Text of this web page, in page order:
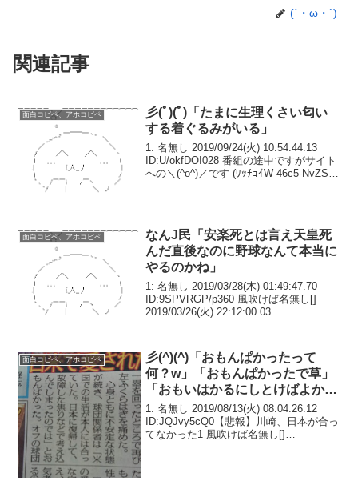
(´・ω・`)
関連記事
面白コピペ、アホコピペ
彡(ﾟ)(ﾟ)「たまに生理くさい匂い
する着ぐるみがいる」
1: 名無し 2019/09/24(火) 10:54:44.13
ID:U/okfDOI028 番組の途中ですがサイト
への＼(^o^)／です (ﾜｯﾁｮｲW 46c5-NvZS)
面白コピペ、アホコピペ
なんJ民「安楽死とは言え天皇死
んだ直後なのに野球なんて本当に
やるのかね」
1: 名無し 2019/03/28(木) 01:49:47.70
ID:9SPVRGP/p360 風吹けば名無し[]
2019/03/26(火) 22:12:00.03
面白コピペ、アホコピペ
彡(^)(^)「おもんぱかったって
何？w」「おもんぱかったで草」
「おもいはかるにしとけばよかっ
たのにね」
1: 名無し 2019/08/13(火) 08:04:26.12
ID:JQJvy5cQ0【悲報】川崎、日本が合っ
てなかった1 風吹けば名無し[]